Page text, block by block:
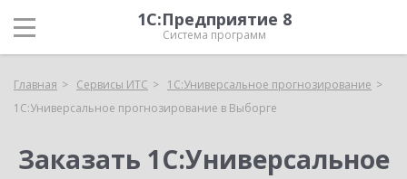
1С:Предприятие 8
Система программ
Главная Сервисы ИТС
1С:Универсальное прогнозирование
1С:Универсальное прогнозирование в Выборге
Заказать 1С:Универсальное